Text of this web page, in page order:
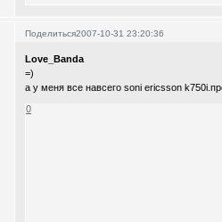
Поделиться2007-10-31 23:20:36
Love_Banda
=)
а у меня все навсего sonі ericsson
0